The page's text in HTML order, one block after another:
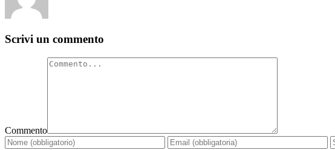
Scrivi un commento
Commento